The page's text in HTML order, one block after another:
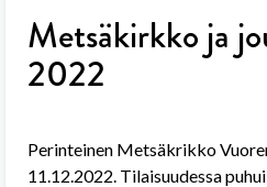
Metsäkirkko ja
2022
Perinteinen Metsäkrikko
11.12.2022. Tilaisuudessa